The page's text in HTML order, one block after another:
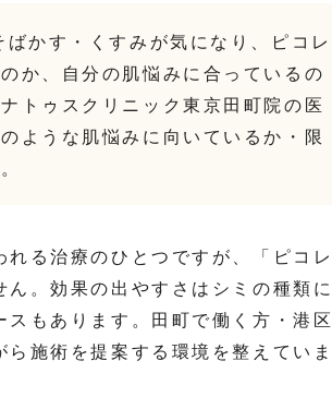
かす・くすみが気になり、ピコレ
か、自分の肌悩みに合っているの
トゥスクリニック東京田町院の医
ような肌悩みに向いているか・限
る治療のひとつですが、「ピコ
。効果の出やすさはシミの種類に
もあります。田町で働く方・港
施術を提案する環境を整えていま